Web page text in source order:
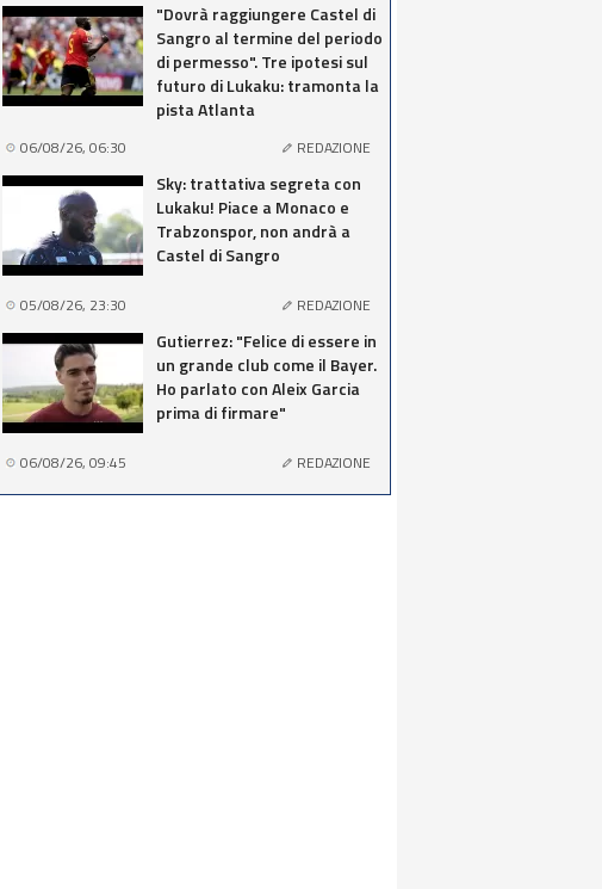
"Dovrà raggiungere Castel di
Sangro al termine del periodo
di permesso". Tre ipotesi sul
futuro di Lukaku: tramonta la
pista Atlanta
06/08/26, 06:30 REDAZIONE
Sky: trattativa segreta con
Lukaku! Piace a Monaco e
Trabzonspor, non andrà a
Castel di Sangro
05/08/26, 23:30 REDAZIONE
Gutierrez: "Felice di essere in
un grande club come il Bayer.
Ho parlato con Aleix Garcia
prima di firmare"
06/08/26, 09:45 REDAZIONE